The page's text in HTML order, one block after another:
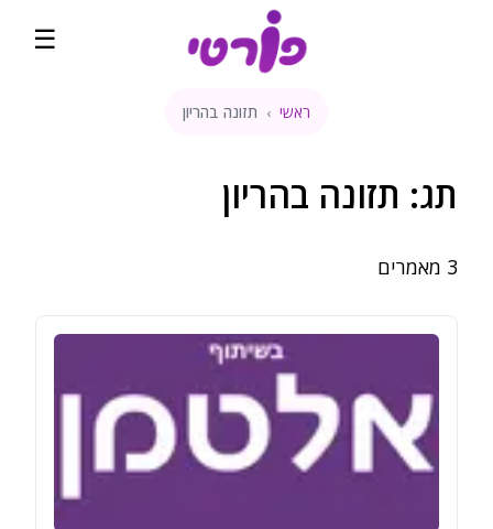
☰
ראשי
שבועות הריון
השוואת מחירים
בלוג
דירוגים
ראשי › תזונה בהריון
תג: תזונה בהריון
3 מאמרים